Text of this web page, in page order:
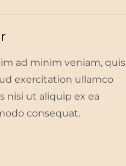
ad minim veniam, quis
exercitation ullamco
nisi ut aliquip ex ea
consequat.